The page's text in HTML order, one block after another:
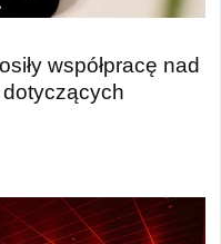
współpracę nad